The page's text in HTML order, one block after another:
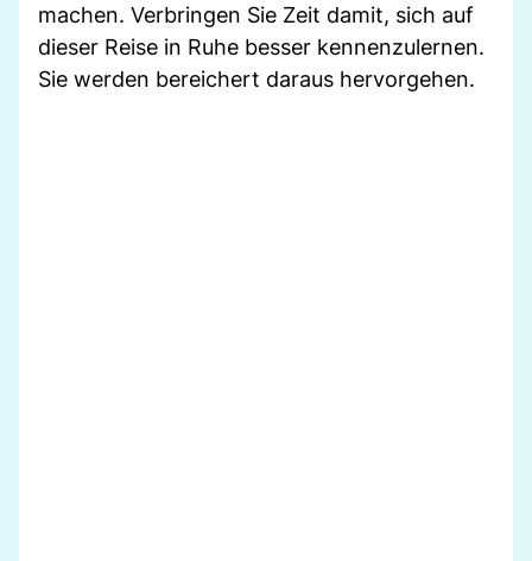
machen. Verbringen Sie Zeit damit, sich auf
dieser Reise in Ruhe besser kennenzulernen.
Sie werden bereichert daraus hervorgehen.